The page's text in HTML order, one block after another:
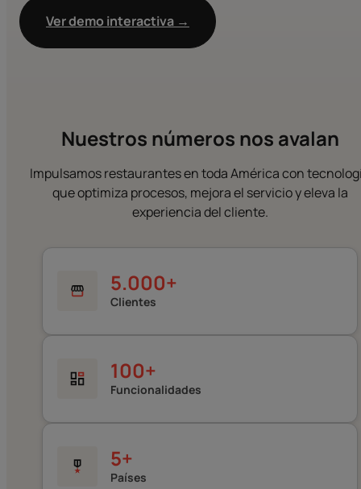
Ver demo interactiva →
Nuestros números nos avalan
Impulsamos restaurantes en toda América con
que optimiza procesos, mejora el servicio y eleva la
experiencia del cliente.
5.000+
Clientes
100+
Funcionalidades
5+
Países